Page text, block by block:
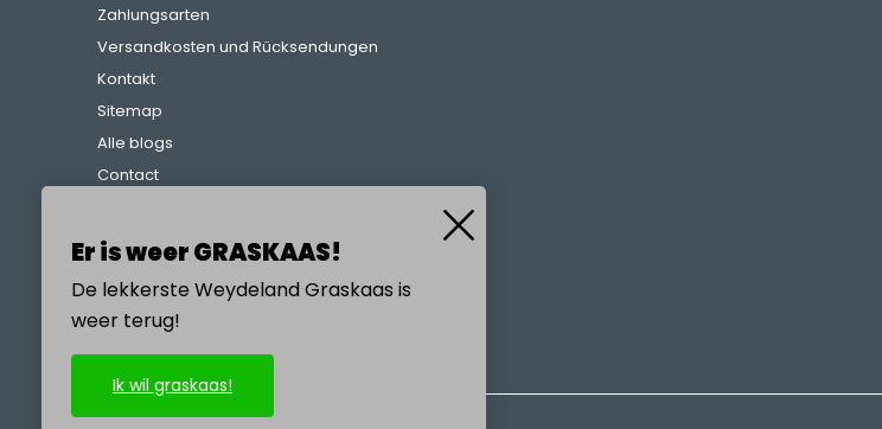
Zahlungsarten
Versandkosten und Rücksendungen
Kontakt
Sitemap
Alle blogs
Contact
Referenzen
Er is weer GRASKAAS!
De lekkerste Weydeland Graskaas is
weer terug!
Ik wil graskaas!